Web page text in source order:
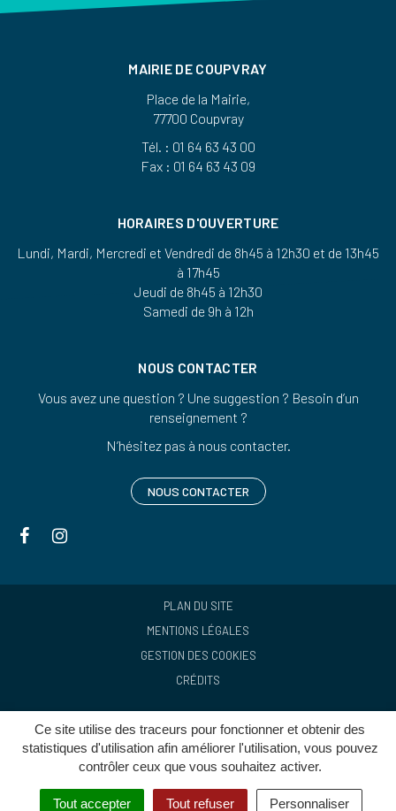
Ce site utilise des traceurs pour fonctionner et obtenir des
statistiques d'utilisation afin améliorer l'utilisation, vous pouvez
contrôler ceux que vous souhaitez activer.
Tout accepter Tout refuser Personnaliser
MAIRIE DE COUPVRAY
Place de la Mairie,
77700 Coupvray
Tél. : 01 64 63 43 00
Fax : 01 64 63 43 09
HORAIRES D'OUVERTURE
Lundi, Mardi, Mercredi et Vendredi de 8h45 à 12h30 et de 13h45
à 17h45
Jeudi de 8h45 à 12h30
Samedi de 9h à 12h
NOUS CONTACTER
Vous avez une question ? Une suggestion ? Besoin d’un
renseignement ?
N’hésitez pas à nous contacter.
NOUS CONTACTER
Lien
le
le
PLAN DU SITE
MENTIONS LÉGALES
GESTION DES COOKIES
CRÉDITS